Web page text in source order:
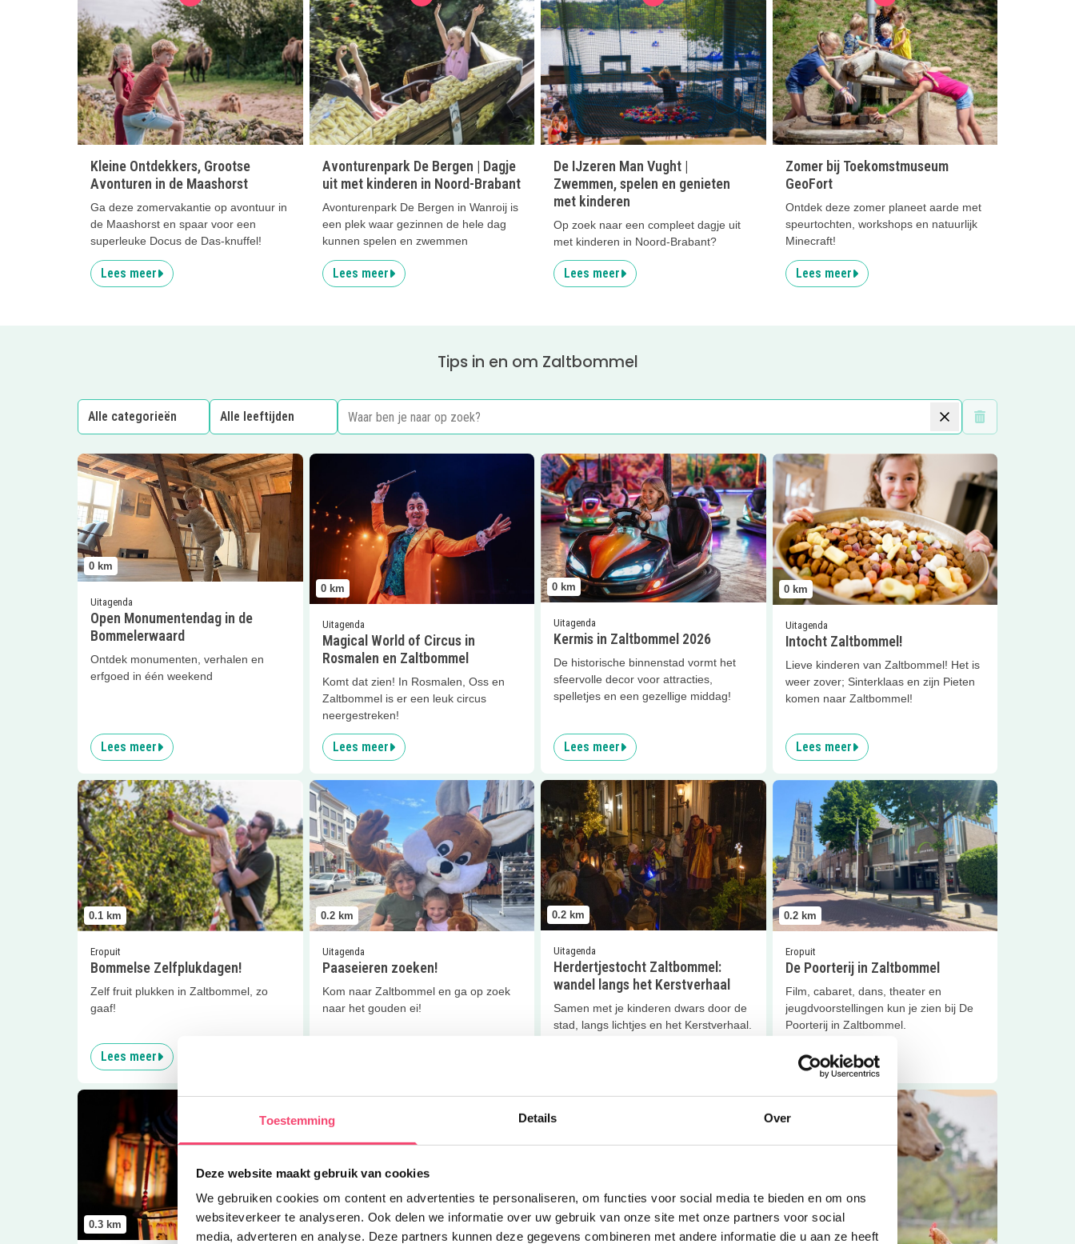
Toestemming Details Over
Deze website maakt gebruik van cookies
We gebruiken cookies om content en advertenties te personaliseren, om functies voor social media te bieden en om ons
websiteverkeer te analyseren. Ook delen we informatie over uw gebruik van onze site met onze partners voor social
media, adverteren en analyse. Deze partners kunnen deze gegevens combineren met andere informatie die u aan ze heeft
Kleine Ontdekkers, Grootse
Avonturen in de Maashorst
Ga deze zomervakantie op avontuur in
de Maashorst en spaar voor een
superleuke Docus de Das-knuffel!
Lees meer
Avonturenpark De Bergen | Dagje
uit met kinderen in Noord-Brabant
Avonturenpark De Bergen in Wanroij is
een plek waar gezinnen de hele dag
kunnen spelen en zwemmen
Lees meer
De IJzeren Man Vught |
Zwemmen, spelen en genieten
met kinderen
Op zoek naar een compleet dagje uit
met kinderen in Noord-Brabant?
Lees meer
Zomer bij Toekomstmuseum
GeoFort
Ontdek deze zomer planeet aarde met
speurtochten, workshops en natuurlijk
Minecraft!
Lees meer
Tips in en om Zaltbommel
Wis filters
0 km
Uitagenda
Open Monumentendag in de
Bommelerwaard
Ontdek monumenten, verhalen en
erfgoed in één weekend
Lees meer
Lees meer Open Monumentendag in de Bommelerwaard
0 km
Uitagenda
Magical World of Circus in
Rosmalen en Zaltbommel
Komt dat zien! In Rosmalen, Oss en
Zaltbommel is er een leuk circus
neergestreken!
Lees meer
Lees meer Magical World of Circus in Rosmalen en Zaltbommel
0 km
Uitagenda
Kermis in Zaltbommel 2026
De historische binnenstad vormt het
sfeervolle decor voor attracties,
spelletjes en een gezellige middag!
Lees meer
Lees meer Kermis in Zaltbommel 2026
0 km
Uitagenda
Intocht Zaltbommel!
Lieve kinderen van Zaltbommel! Het is
weer zover; Sinterklaas en zijn Pieten
komen naar Zaltbommel!
Lees meer
Lees meer Intocht Zaltbommel!
0.1 km
Eropuit
Bommelse Zelfplukdagen!
Zelf fruit plukken in Zaltbommel, zo
gaaf!
Lees meer
Lees meer Bommelse Zelfplukdagen!
0.2 km
Uitagenda
Paaseieren zoeken!
Kom naar Zaltbommel en ga op zoek
naar het gouden ei!
Lees meer Paaseieren zoeken!
0.2 km
Uitagenda
Herdertjestocht Zaltbommel:
wandel langs het Kerstverhaal
Samen met je kinderen dwars door de
stad, langs lichtjes en het Kerstverhaal.
Lees meer Herdertjestocht Zaltbommel: wandel langs het Kerstverhaal
0.2 km
Eropuit
De Poorterij in Zaltbommel
Film, cabaret, dans, theater en
jeugdvoorstellingen kun je zien bij De
Poorterij in Zaltbommel.
Lees meer
Lees meer De Poorterij in Zaltbommel
0.3 km
Lees meer Workshop St. Maartenslichtje
0.3 km
Lees meer Voorleesuur Stadskasteel!
0.3 km
Lees meer Jip en Janneke Museum Lees meer Op avontuur met het Streeckpaspoort
Sluiten